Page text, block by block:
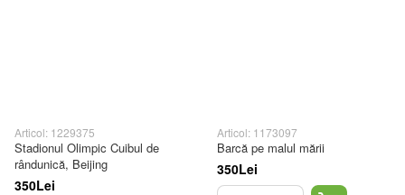
Articol: 1229375
Stadionul Olimpic Cuibul de
rândunică, Beijing
350Lei
Articol: 1173097
Barcă pe malul mării
350Lei